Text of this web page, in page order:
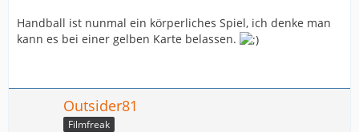
Handball ist nunmal ein körperliches Spiel, ich denke man
kann es bei einer gelben Karte belassen.
Outsider81
Filmfreak